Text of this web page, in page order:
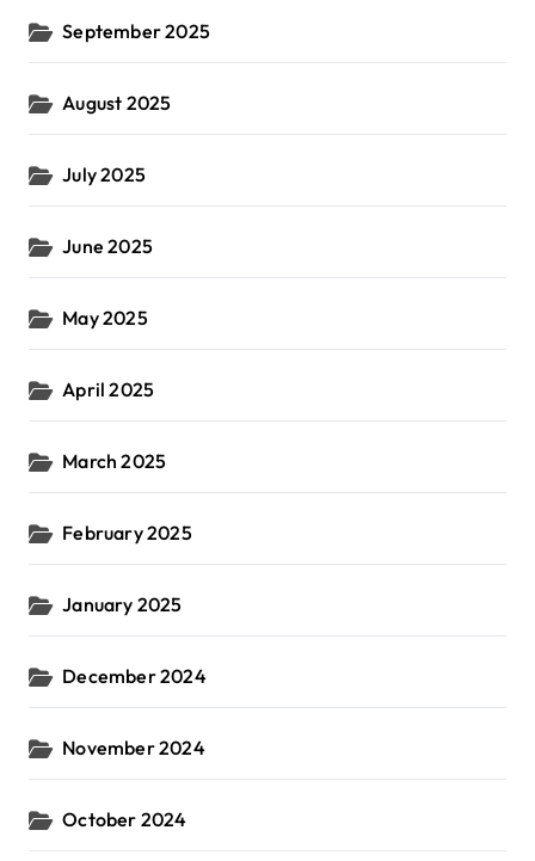
September 2025
August 2025
July 2025
June 2025
May 2025
April 2025
March 2025
February 2025
January 2025
December 2024
November 2024
October 2024